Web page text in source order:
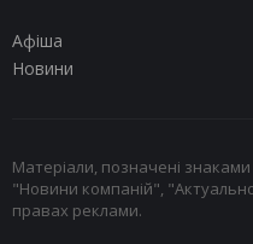
Афіша
Новини
Матеріали, позначені
"Новини компаній",
правах реклами.